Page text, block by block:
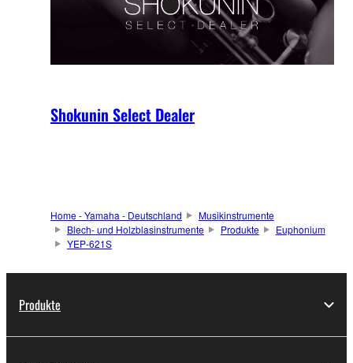
Shokunin Select Dealer
Home - Yamaha - Deutschland
Musikinstrumente
Blech- und Holzblasinstrumente
Produkte
Euphonium
YEP-621S
Produkte